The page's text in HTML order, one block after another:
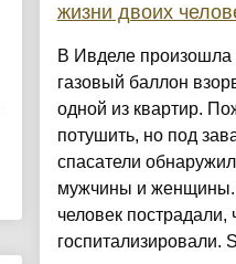
жизни двоих
В Ивделе произошла
газовый баллон
одной из квартир.
потушить, но под
спасатели
мужчины и
человек пострадали,
госпитализировали.